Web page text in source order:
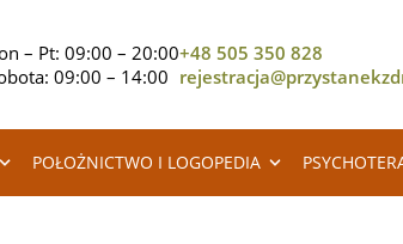
– Pt: 09:00 – 20:00
09:00 – 14:00
+48 505 350 828
POŁOŻNICTWO I LOGOPEDIA